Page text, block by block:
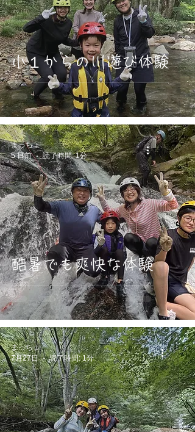
小１からの川遊び体験
酷暑でも爽快な体験
まっちょ
5 日前
読了時間: 1分
まっちょ
7月27日
読了時間: 1分